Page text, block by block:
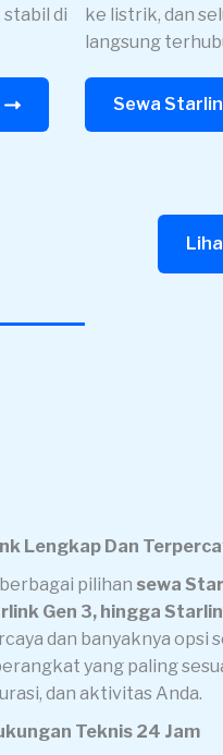
di
ke listrik, dan
langsung
Sewa
Lengkap Dan
pilihan sewa
Gen 3, hingga
dan banyaknya opsi
yang paling
dan aktivitas Anda.
Teknis 24 Jam